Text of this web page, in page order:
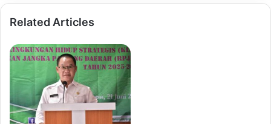
Related Articles